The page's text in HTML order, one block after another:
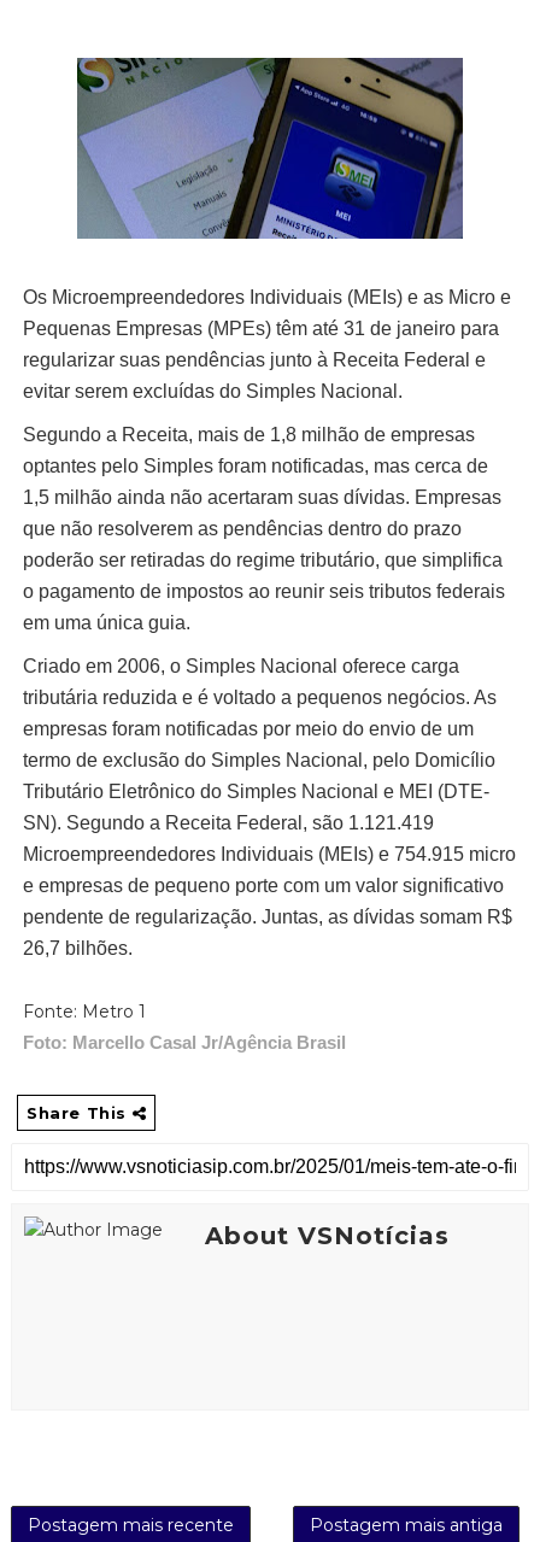
Os Microempreendedores Individuais (MEIs) e as Micro e
Pequenas Empresas (MPEs) têm até 31 de janeiro para
regularizar suas pendências junto à Receita Federal e
evitar serem excluídas do Simples Nacional.
Segundo a Receita, mais de 1,8 milhão de empresas
optantes pelo Simples foram notificadas, mas cerca de
1,5 milhão ainda não acertaram suas dívidas. Empresas
que não resolverem as pendências dentro do prazo
poderão ser retiradas do regime tributário, que simplifica
o pagamento de impostos ao reunir seis tributos federais
em uma única guia.
Criado em 2006, o Simples Nacional oferece carga
tributária reduzida e é voltado a pequenos negócios. As
empresas foram notificadas por meio do envio de um
termo de exclusão do Simples Nacional, pelo Domicílio
Tributário Eletrônico do Simples Nacional e MEI (DTE-
SN). Segundo a Receita Federal, são 1.121.419
Microempreendedores Individuais (MEIs) e 754.915 micro
e empresas de pequeno porte com um valor significativo
pendente de regularização. Juntas, as dívidas somam R$
26,7 bilhões.
Fonte: Metro 1
Foto: Marcello Casal Jr/Agência Brasil
Share This
About VSNotícias
Postagem mais recente Postagem mais antiga